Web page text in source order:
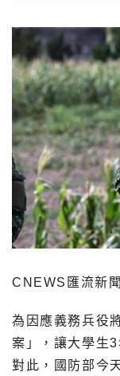
CNEWS匯流新
為因應義務兵役
案」，讓大學生
對此，國防部今